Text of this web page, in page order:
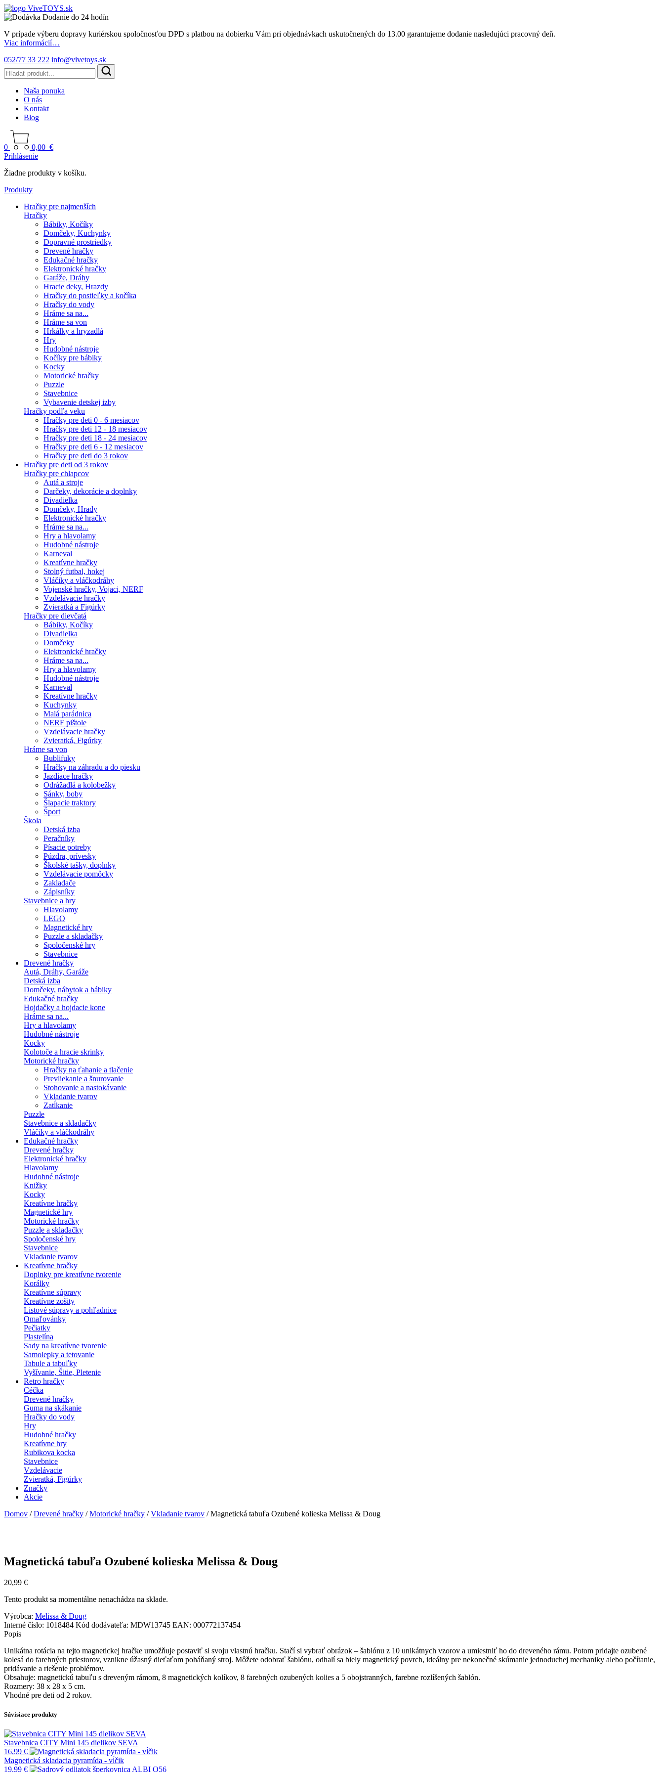
Dodanie do 24 hodín
V prípade výberu dopravy kuriérskou spoločnosťou DPD s platbou na dobierku Vám pri objednávkach uskutočnených do 13.00 garantujeme dodanie nasledujúci pracovný deň.
Viac informácií…
052/77 33 222 info@vivetoys.sk
Naša ponuka
O nás
Kontakt
Blog
0 0,00 €
Prihlásenie
Žiadne produkty v košíku.
Produkty
Hračky pre najmenších
Hračky
Bábiky, Kočíky
Domčeky, Kuchynky
Dopravné prostriedky
Drevené hračky
Edukačné hračky
Elektronické hračky
Garáže, Dráhy
Hracie deky, Hrazdy
Hračky do postieľky a kočíka
Hračky do vody
Hráme sa na...
Hráme sa von
Hrkálky a hryzadlá
Hry
Hudobné nástroje
Kočíky pre bábiky
Kocky
Motorické hračky
Puzzle
Stavebnice
Vybavenie detskej izby
Hračky podľa veku
Hračky pre deti 0 - 6 mesiacov
Hračky pre deti 12 - 18 mesiacov
Hračky pre deti 18 - 24 mesiacov
Hračky pre deti 6 - 12 mesiacov
Hračky pre deti do 3 rokov
Hračky pre deti od 3 rokov
Hračky pre chlapcov
Autá a stroje
Darčeky, dekorácie a doplnky
Divadielka
Domčeky, Hrady
Elektronické hračky
Hráme sa na...
Hry a hlavolamy
Hudobné nástroje
Karneval
Kreatívne hračky
Stolný futbal, hokej
Vláčiky a vláčkodráhy
Vojenské hračky, Vojaci, NERF
Vzdelávacie hračky
Zvieratká a Figúrky
Hračky pre dievčatá
Bábiky, Kočíky
Divadielka
Domčeky
Elektronické hračky
Hráme sa na...
Hry a hlavolamy
Hudobné nástroje
Karneval
Kreatívne hračky
Kuchynky
Malá parádnica
NERF pištole
Vzdelávacie hračky
Zvieratká, Figúrky
Hráme sa von
Bublifuky
Hračky na záhradu a do piesku
Jazdiace hračky
Odrážadlá a kolobežky
Sánky, boby
Šlapacie traktory
Šport
Škola
Detská izba
Peračníky
Písacie potreby
Púzdra, prívesky
Školské tašky, doplnky
Vzdelávacie pomôcky
Zakladače
Zápisníky
Stavebnice a hry
Hlavolamy
LEGO
Magnetické hry
Puzzle a skladačky
Spoločenské hry
Stavebnice
Drevené hračky
Autá, Dráhy, Garáže
Detská izba
Domčeky, nábytok a bábiky
Edukačné hračky
Hojdačky a hojdacie kone
Hráme sa na...
Hry a hlavolamy
Hudobné nástroje
Kocky
Kolotoče a hracie skrinky
Motorické hračky
Hračky na ťahanie a tlačenie
Prevliekanie a šnurovanie
Stohovanie a nastokávanie
Vkladanie tvarov
Zatĺkanie
Puzzle
Stavebnice a skladačky
Vláčiky a vláčkodráhy
Edukačné hračky
Drevené hračky
Elektronické hračky
Hlavolamy
Hudobné nástroje
Knižky
Kocky
Kreatívne hračky
Magnetické hry
Motorické hračky
Puzzle a skladačky
Spoločenské hry
Stavebnice
Vkladanie tvarov
Kreatívne hračky
Doplnky pre kreatívne tvorenie
Korálky
Kreatívne súpravy
Kreatívne zošity
Listové súpravy a pohľadnice
Omaľovánky
Pečiatky
Plastelína
Sady na kreatívne tvorenie
Samolepky a tetovanie
Tabule a tabuľky
Vyšívanie, Šitie, Pletenie
Retro hračky
Céčka
Drevené hračky
Guma na skákanie
Hračky do vody
Hry
Hudobné hračky
Kreatívne hry
Rubikova kocka
Stavebnice
Vzdelávacie
Zvieratká, Figúrky
Značky
Akcie
Domov /Drevené hračky /Motorické hračky /Vkladanie tvarov / Magnetická tabuľa Ozubené kolieska Melissa & Doug
Magnetická tabuľa Ozubené kolieska Melissa & Doug
20,99 €
Tento produkt sa momentálne nenachádza na sklade.
Výrobca: Melissa & Doug
Interné číslo: 1018484 Kód dodávateľa: MDW13745 EAN: 000772137454
Popis
Unikátna rotácia na tejto magnetickej hračke umožňuje postaviť si svoju vlastnú hračku. Stačí si vybrať obrázok – šablónu z 10 unikátnych vzorov a umiestniť ho do dreveného rámu. Potom pridajte ozubené
kolesá do farebných priestorov, vznikne úžasný dieťaťom poháňaný stroj. Môžete odobrať šablónu, odhalí sa biely magnetický povrch, ideálny pre nekonečné skúmanie jednoduchej mechaniky alebo počítanie,
pridávanie a riešenie problémov.
Obsahuje: magnetickú tabuľu s dreveným rámom, 8 magnetických kolíkov, 8 farebných ozubených kolies a 5 obojstranných, farebne rozlíšených šablón.
Rozmery: 38 x 28 x 5 cm.
Vhodné pre deti od 2 rokov.
Súvisiace produkty
Stavebnica CITY Mini 145 dielikov SEVA
16,99 €
Magnetická skladacia pyramída - vĺčik
19,99 €